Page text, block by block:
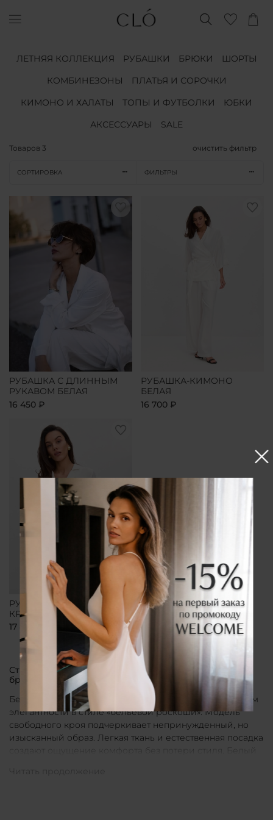
ЛЕТНЯЯ КОЛЛЕКЦИЯ РУБАШКИ БРЮКИ
ШОРТЫ
КОМБИНЕЗОНЫ
ПЛАТЬЯ И СОРОЧКИ
КИМОНО И ХАЛАТЫ
ТОПЫ И ФУТБОЛКИ
ЮБКИ
АКСЕССУАРЫ
SALE
Товаров 3 очистить фильтр
СОРТИРОВКА ФИЛЬТРЫ
РУБАШКА С ДЛИННЫМ
РУКАВОМ БЕЛАЯ
16 450 ₽
РУБАШКА-КИМОНО
БЕЛАЯ
16 700 ₽
РУБАШКА СВОБОДНОГО
КРОЯ БЕЛАЯ
17 800 ₽
Стильные рубашки в актуальном белом цвете от
бренда CLÓ
Белые рубашки от бренда CLÓ являются воплощением
элегантности в стиле «бельевой роскоши». Модель
свободного кроя подчеркивает непринужденный, но
изысканный образ. Легкая ткань и естественная посадка
создают ощущение комфорта без потери стиля. Белый